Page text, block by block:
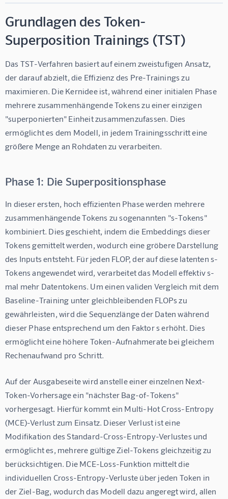
Grundlagen des Token-
Superposition Trainings (TST)
Das TST-Verfahren basiert auf einem zweistufigen Ansatz,
der darauf abzielt, die Effizienz des Pre-Trainings zu
maximieren. Die Kernidee ist, während einer initialen Phase
mehrere zusammenhängende Tokens zu einer einzigen
"superponierten" Einheit zusammenzufassen. Dies
ermöglicht es dem Modell, in jedem Trainingsschritt eine
größere Menge an Rohdaten zu verarbeiten.
Phase 1: Die Superpositionsphase
In dieser ersten, hoch effizienten Phase werden mehrere
zusammenhängende Tokens zu sogenannten "s-Tokens"
kombiniert. Dies geschieht, indem die Embeddings dieser
Tokens gemittelt werden, wodurch eine gröbere Darstellung
des Inputs entsteht. Für jeden FLOP, der auf diese latenten s-
Tokens angewendet wird, verarbeitet das Modell effektiv s-
mal mehr Datentokens. Um einen validen Vergleich mit dem
Baseline-Training unter gleichbleibenden FLOPs zu
gewährleisten, wird die Sequenzlänge der Daten während
dieser Phase entsprechend um den Faktor s erhöht. Dies
ermöglicht eine höhere Token-Aufnahmerate bei gleichem
Rechenaufwand pro Schritt.
Auf der Ausgabeseite wird anstelle einer einzelnen Next-
Token-Vorhersage ein "nächster Bag-of-Tokens"
vorhergesagt. Hierfür kommt ein Multi-Hot Cross-Entropy
(MCE)-Verlust zum Einsatz. Dieser Verlust ist eine
Modifikation des Standard-Cross-Entropy-Verlustes und
ermöglicht es, mehrere gültige Ziel-Tokens gleichzeitig zu
berücksichtigen. Die MCE-Loss-Funktion mittelt die
individuellen Cross-Entropy-Verluste über jeden Token in
der Ziel-Bag, wodurch das Modell dazu angeregt wird, allen